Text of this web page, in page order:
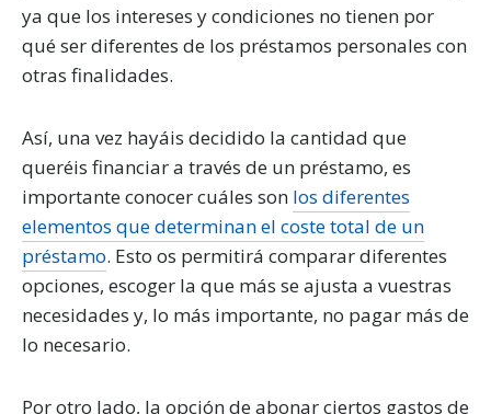
ya que los intereses y condiciones no tienen por
qué ser diferentes de los préstamos personales con
otras finalidades.
Así, una vez hayáis decidido la cantidad que
queréis financiar a través de un préstamo, es
importante conocer cuáles son los diferentes
elementos que determinan el coste total de un
préstamo. Esto os permitirá comparar diferentes
opciones, escoger la que más se ajusta a vuestras
necesidades y, lo más importante, no pagar más de
lo necesario.
Por otro lado, la opción de abonar ciertos gastos de